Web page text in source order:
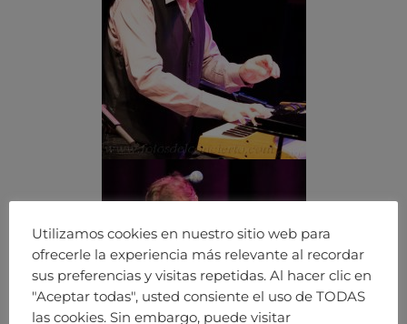
Utilizamos cookies en nuestro sitio web para
ofrecerle la experiencia más relevante al recordar
sus preferencias y visitas repetidas. Al hacer clic en
"Aceptar todas", usted consiente el uso de TODAS
las cookies. Sin embargo, puede visitar